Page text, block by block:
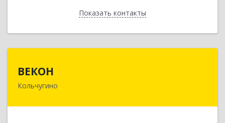
Показать контакты
Назад
ВЕКОН
Кольчугино
601785, Владимирская обл, Кольчугинский р-н,